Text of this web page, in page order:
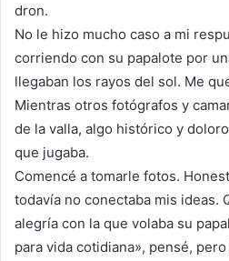
dron.
No le hizo mucho caso a mi
corriendo con su papalote por
llegaban los rayos del sol. Me
Mientras otros fotógrafos y
de la valla, algo histórico y
que jugaba.
Comencé a tomarle fotos.
todavía no conectaba mis ideas.
alegría con la que volaba su
para vida cotidiana», pensé,